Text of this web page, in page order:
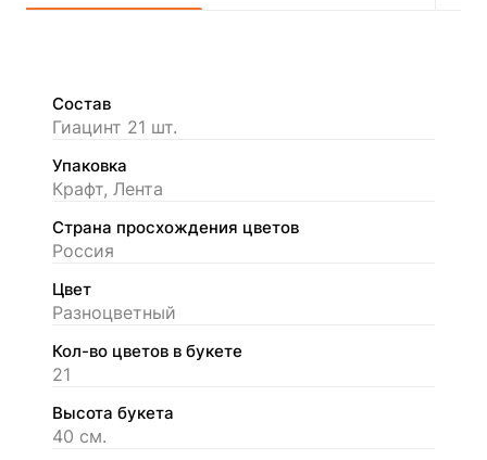
Состав
Гиацинт 21 шт.
Упаковка
Крафт, Лента
Страна просхождения цветов
Россия
Цвет
Разноцветный
Кол-во цветов в букете
21
Высота букета
40 см.